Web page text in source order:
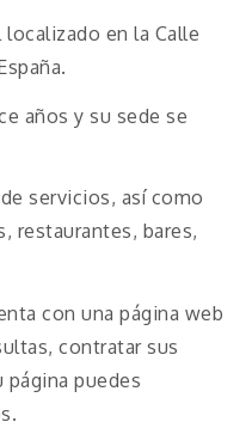
en la Calle
años y su sede se
servicios, así como
restaurantes, bares,
con una página web
contratar sus
página puedes